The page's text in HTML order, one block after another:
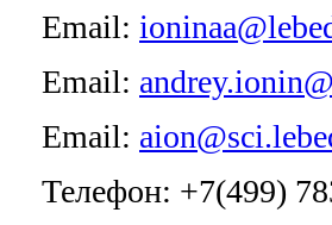
Email:
Email:
Email:
Телефон: +7(499)